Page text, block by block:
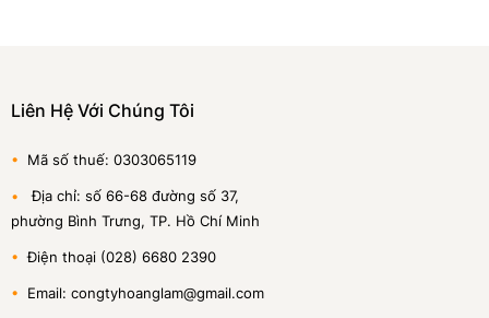
Liên Hệ Với Chúng Tôi
• Mã số thuế: 0303065119
• Địa chỉ: số 66-68 đường số 37,
phường Bình Trưng, TP. Hồ Chí Minh
• Điện thoại (028) 6680 2390
• Email: congtyhoanglam@gmail.com